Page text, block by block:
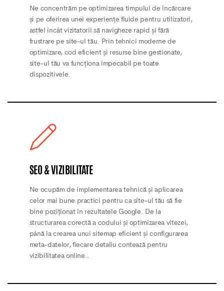
Ne concentrăm pe optimizarea timpului de încărcare
și pe oferirea unei experiențe fluide pentru utilizatori,
astfel încât vizitatorii să navigheze rapid și fără
frustrare pe site-ul tău. Prin tehnici moderne de
optimizare, cod eficient și resurse bine gestionate,
site-ul tău va funcționa impecabil pe toate
dispozitivele.
SEO & VIZIBILITATE
Ne ocupăm de implementarea tehnică și aplicarea
celor mai bune practici pentru ca site-ul tău să fie
bine poziționat în rezultatele Google. De la
structurarea corectă a codului și optimizarea vitezei,
până la crearea unui sitemap eficient și configurarea
meta-datelor, fiecare detaliu contează pentru
vizibilitatea online..